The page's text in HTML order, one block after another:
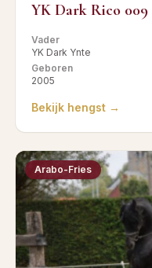
YK Dark Rico 009
Vader
YK Dark Ynte
Geboren
2005
Bekijk hengst →
Arabo-Fries